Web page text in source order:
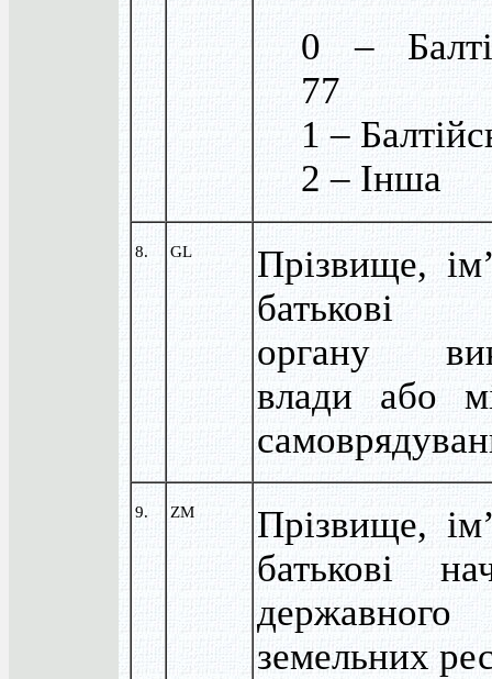
0 –
77
1 –
2 – Інша
8. GL
Прізвище,
батькові
органу
влади або
9. ZM
Прізвище,
батькові
земельних